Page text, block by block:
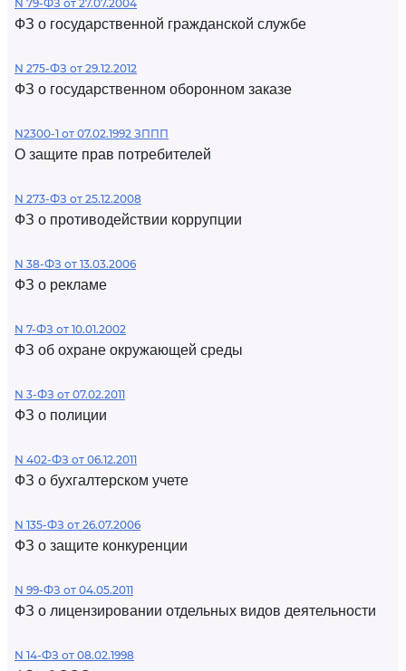
N 79-ФЗ от 27.07.2004
ФЗ о государственной гражданской службе
N 275-ФЗ от 29.12.2012
ФЗ о государственном оборонном заказе
N2300-1 от 07.02.1992 ЗППП
О защите прав потребителей
N 273-ФЗ от 25.12.2008
ФЗ о противодействии коррупции
N 38-ФЗ от 13.03.2006
ФЗ о рекламе
N 7-ФЗ от 10.01.2002
ФЗ об охране окружающей среды
N 3-ФЗ от 07.02.2011
ФЗ о полиции
N 402-ФЗ от 06.12.2011
ФЗ о бухгалтерском учете
N 135-ФЗ от 26.07.2006
ФЗ о защите конкуренции
N 99-ФЗ от 04.05.2011
ФЗ о лицензировании отдельных видов деятельности
N 14-ФЗ от 08.02.1998